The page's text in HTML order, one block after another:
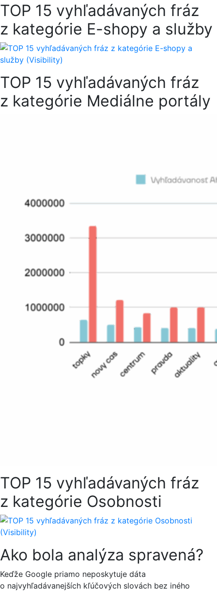
TOP 15 vyhľadávaných fráz
z kategórie E-shopy a služby
TOP 15 vyhľadávaných fráz
z kategórie Mediálne portály
TOP 15 vyhľadávaných fráz
z kategórie Osobnosti
Ako bola analýza spravená?
Keďže Google priamo neposkytuje dáta
o najvyhľadávanejších kľúčových slovách bez iného